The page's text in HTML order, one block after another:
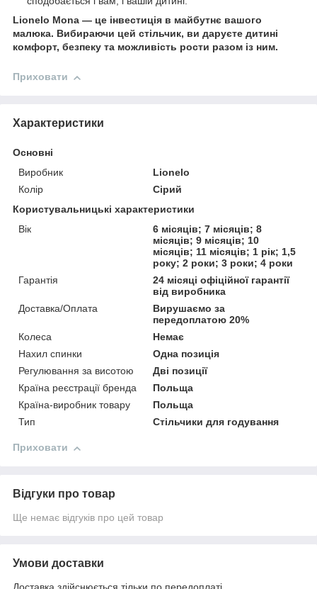
Lionelo Mona — це інвестиція в майбутнє вашого
малюка. Вибираючи цей стільчик, ви даруєте дитині
комфорт, безпеку та можливість рости разом із ним.
Приховати
Характеристики
Основні
Виробник
Lionelo
Колір
Сірий
Користувальницькі характеристики
Вік
6 місяців; 7 місяців; 8
місяців; 9 місяців; 10
місяців; 11 місяців; 1 рік; 1,5
року; 2 роки; 3 роки; 4 роки
Гарантія
24 місяці офіційної гарантії
від виробника
Доставка/Оплата
Вирушаємо за
передоплатою 20%
Колеса
Немає
Нахил спинки
Одна позиція
Регулювання за висотою
Дві позиції
Країна реєстрації бренда
Польща
Країна-виробник товару
Польща
Тип
Стільчики для годування
Приховати
Відгуки про товар
Ще немає відгуків про цей товар
Умови доставки